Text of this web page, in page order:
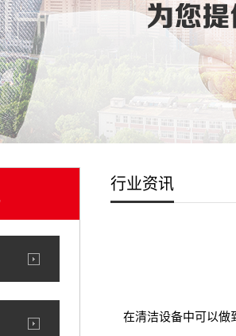
行业资讯
在清洁设备中可以做